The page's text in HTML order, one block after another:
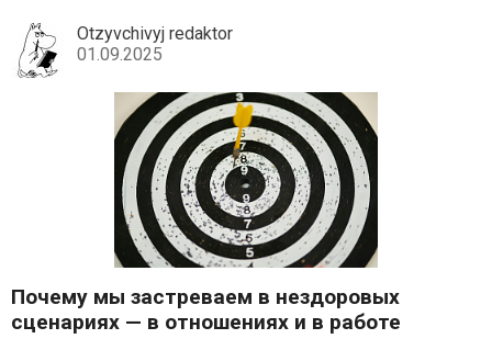
Otzyvchivyj redaktor
01.09.2025
Почему мы застреваем в нездоровых
сценариях — в отношениях и в работе